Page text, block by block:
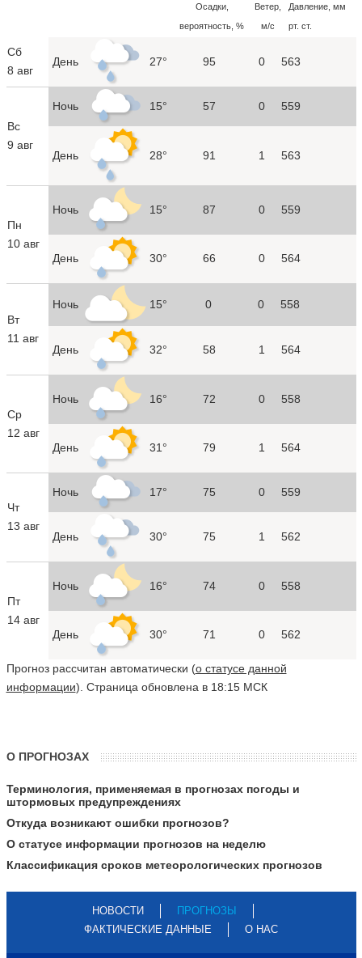
Осадки,
вероятность, %
Ветер,
м/с
Давление, мм
рт. ст.
Сб
8 авг
День 27° 95 0 563
Вс
9 авг
Ночь 15° 57 0 559
День 28° 91 1 563
Пн
10 авг
Ночь 15° 87 0 559
День 30° 66 0 564
Вт
11 авг
Ночь 15° 0 0 558
День 32° 58 1 564
Ср
12 авг
Ночь 16° 72 0 558
День 31° 79 1 564
Чт
13 авг
Ночь 17° 75 0 559
День 30° 75 1 562
Пт
14 авг
Ночь 16° 74 0 558
День 30° 71 0 562
Прогноз рассчитан автоматически (о статусе данной
информации). Страница обновлена в 18:15 МСК
О ПРОГНОЗАХ
Терминология, применяемая в прогнозах погоды и
штормовых предупреждениях
Откуда возникают ошибки прогнозов?
О статусе информации прогнозов на неделю
Классификация сроков метеорологических прогнозов
НОВОСТИ
ПРОГНОЗЫ
ФАКТИЧЕСКИЕ ДАННЫЕ
О НАС